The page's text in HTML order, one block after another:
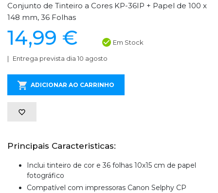
Conjunto de Tinteiro a Cores KP-36IP + Papel de 100 x
148 mm, 36 Folhas
14,99 € Em Stock
Entrega prevista dia 10 agosto
ADICIONAR AO CARRINHO
Principais Caracteristicas:
Inclui tinteiro de cor e 36 folhas 10x15 cm de papel
fotográfico
Compatível com impressoras Canon Selphy CP